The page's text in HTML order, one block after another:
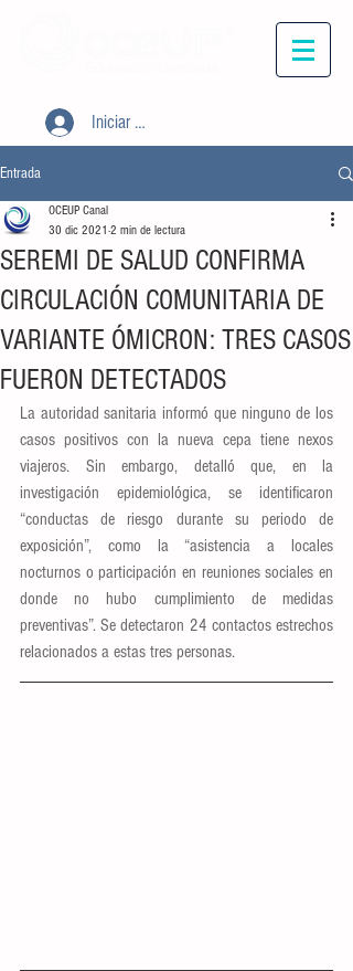
Iniciar sesión
Entrada
SEREMI DE SALUD CONFIRMA
CIRCULACIÓN COMUNITARIA DE
VARIANTE ÓMICRON: TRES CASOS
FUERON DETECTADOS
OCEUP Canal
30 dic 2021 2 min de lectura
La autoridad sanitaria informó que ninguno de los
casos positivos con la nueva cepa tiene nexos
viajeros. Sin embargo, detalló que, en la
investigación epidemiológica, se identificaron
“conductas de riesgo durante su periodo de
exposición”, como la “asistencia a locales
nocturnos o participación en reuniones sociales en
donde no hubo cumplimiento de medidas
preventivas”. Se detectaron 24 contactos estrechos
relacionados a estas tres personas.